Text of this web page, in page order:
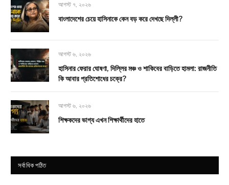
আগস্ট ৭, ২০২৬
বাংলাদেশের চেয়ে হাসিনাকে কেন বড় করে দেখছে দিল্লী?
আগস্ট ৬, ২০২৬
হাসিনার ফেরার ঘোষণা, দিল্লির মঞ্চ ও শাকিবের বাড়িতে হামলা: রাজনীতি
কি আবার প্রতিশোধের চক্রে?
আগস্ট ৬, ২০২৬
শিক্ষকদের ভাগ্য এখন শিক্ষার্থীদের হাতে
সর্বাধিক পঠিত